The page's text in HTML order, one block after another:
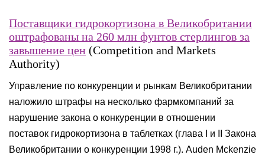
Поставщики гидрокортизона в Великобритании
оштрафованы на 260 млн фунтов стерлингов за
завышение цен (Competition and Markets
Authority)
Управление по конкуренции и рынкам Великобритании
наложило штрафы на несколько фармкомпаний за
нарушение закона о конкуренции в отношении
поставок гидрокортизона в таблетках (глава I и II Закона
Великобритании о конкуренции 1998 г.). Auden Mckenzie